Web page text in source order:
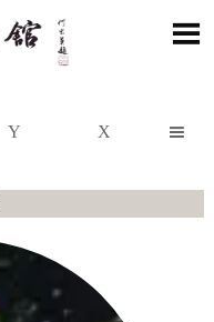

Y X 